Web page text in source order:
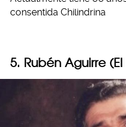
consentida Chilindrina
5. Rubén Aguirre